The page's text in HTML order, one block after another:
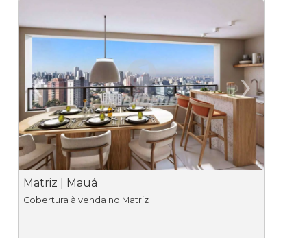
‹
Previous
›
Matriz | Mauá
Cobertura à venda no Matriz